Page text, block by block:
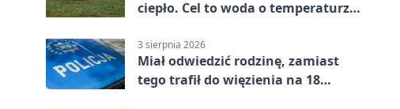
ciepło. Cel to woda o temperaturze
3 sierpnia 2026
Miał odwiedzić rodzinę, zamiast
tego trafił do więzienia na 18